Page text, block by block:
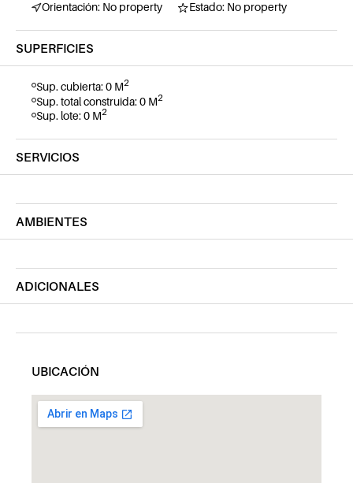
Orientación: No property Estado: No property
SUPERFICIES
Sup. cubierta: 0 M2
Sup. total construida: 0 M2
Sup. lote: 0 M2
SERVICIOS
AMBIENTES
ADICIONALES
UBICACIÓN